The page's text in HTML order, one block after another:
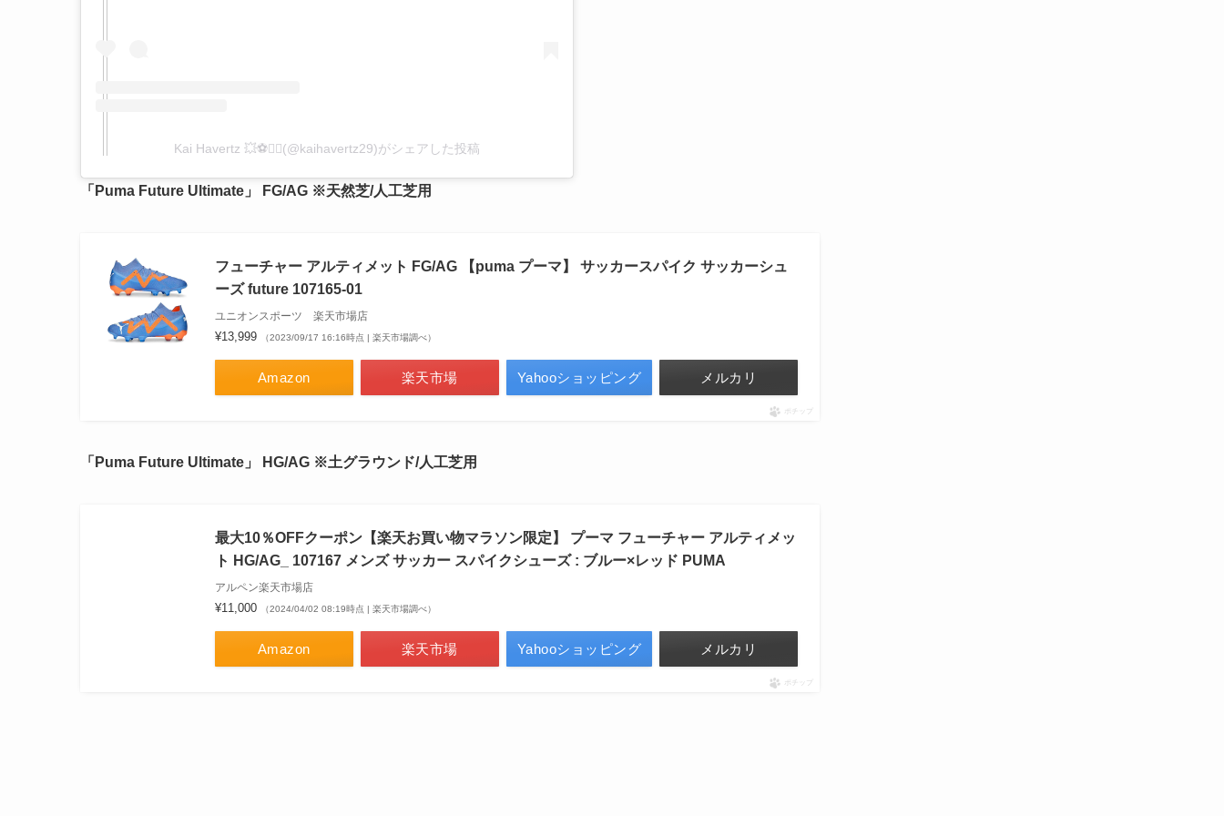
Kai Havertz 💥⚽️✌🏼(@kaihavertz29)がシェアした投稿
「Puma Future Ultimate」 FG/AG ※天然芝/人工芝用
フューチャー アルティメット FG/AG 【puma プーマ】 サッカースパイク サッカーシュ
ーズ future 107165-01
ユニオンスポーツ 楽天市場店
¥13,999 （2023/09/17 16:16時点 | 楽天市場調べ）
Amazon 楽天市場 Yahooショッピング メルカリ
ポチップ
「Puma Future Ultimate」 HG/AG ※土グラウンド/人工芝用
最大10％OFFクーポン【楽天お買い物マラソン限定】 プーマ フューチャー アルティメッ
ト HG/AG_ 107167 メンズ サッカー スパイクシューズ : ブルー×レッド PUMA
アルペン楽天市場店
¥11,000 （2024/04/02 08:19時点 | 楽天市場調べ）
Amazon 楽天市場 Yahooショッピング メルカリ
ポチップ